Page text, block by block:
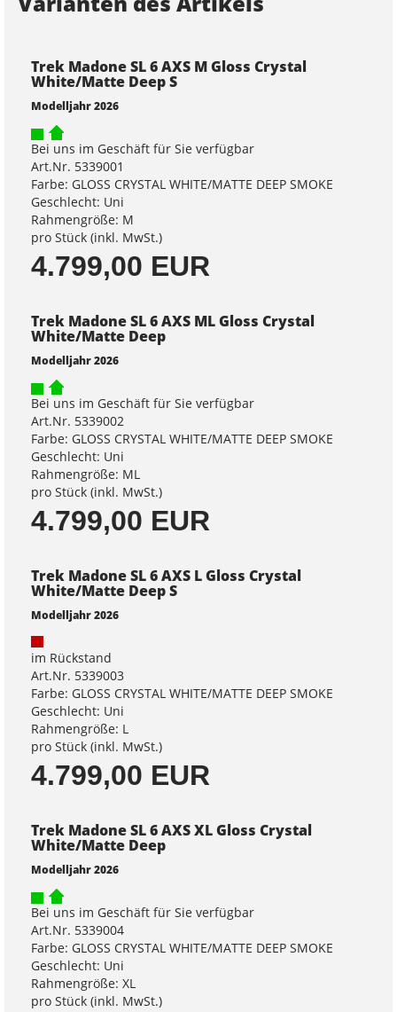
Trek Madone SL 6 AXS M Gloss Crystal
White/Matte Deep S
Modelljahr 2026
Bei uns im Geschäft für Sie verfügbar
Art.Nr. 5339001
Farbe: GLOSS CRYSTAL WHITE/MATTE DEEP SMOKE
Geschlecht: Uni
Rahmengröße: M
pro Stück (inkl. MwSt.)
4.799,00 EUR
Trek Madone SL 6 AXS ML Gloss Crystal
White/Matte Deep
Modelljahr 2026
Bei uns im Geschäft für Sie verfügbar
Art.Nr. 5339002
Farbe: GLOSS CRYSTAL WHITE/MATTE DEEP SMOKE
Geschlecht: Uni
Rahmengröße: ML
pro Stück (inkl. MwSt.)
4.799,00 EUR
Trek Madone SL 6 AXS L Gloss Crystal
White/Matte Deep S
Modelljahr 2026
im Rückstand
Art.Nr. 5339003
Farbe: GLOSS CRYSTAL WHITE/MATTE DEEP SMOKE
Geschlecht: Uni
Rahmengröße: L
pro Stück (inkl. MwSt.)
4.799,00 EUR
Trek Madone SL 6 AXS XL Gloss Crystal
White/Matte Deep
Modelljahr 2026
Bei uns im Geschäft für Sie verfügbar
Art.Nr. 5339004
Farbe: GLOSS CRYSTAL WHITE/MATTE DEEP SMOKE
Geschlecht: Uni
Rahmengröße: XL
pro Stück (inkl. MwSt.)